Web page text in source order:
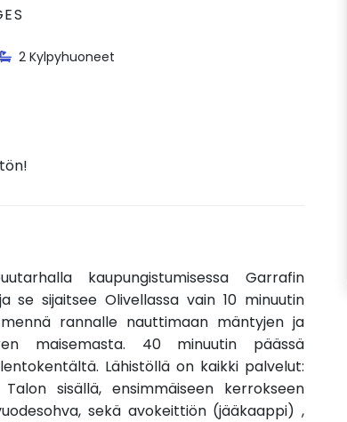
2 Kylpyhuoneet
kaupungistumisessa Garrafin
se sijaitsee Olivellassa vain 10 minuutin
rannalle nauttimaan mäntyjen ja
maisemasta. 40 minuutin päässä
Lähistöllä on kaikki palvelut:
sisällä, ensimmäiseen kerrokseen
sekä avokeittiön (jääkaappi) ,